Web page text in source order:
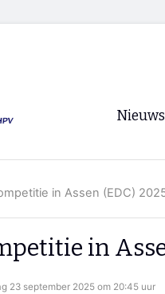
Nieuws
in Assen (EDC)
in
23 september 2025 om 20:45 uur